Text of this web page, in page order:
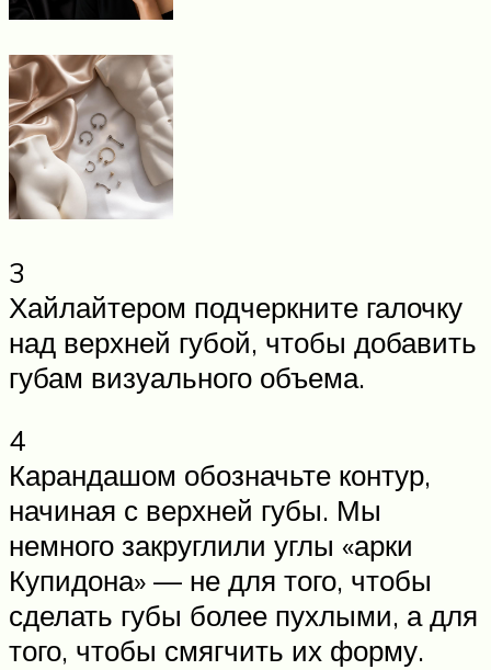
3
Хайлайтером подчеркните галочку
над верхней губой, чтобы добавить
губам визуального объема.
4
Карандашом обозначьте контур,
начиная с верхней губы. Мы
немного закруглили углы «арки
Купидона» — не для того, чтобы
сделать губы более пухлыми, а для
того, чтобы смягчить их форму.